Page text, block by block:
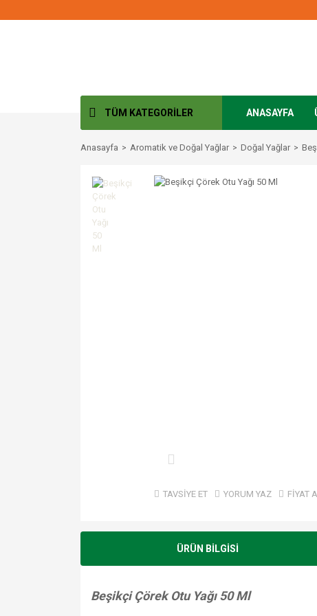
TÜM KATEGORİLER ANASAYFA
Anasayfa Aromatik ve Doğal Yağlar Doğal Yağlar
TAVSİYE ET YORUM YAZ FİYAT
ÜRÜN BİLGİSİ
Beşikçi Çörek Otu Yağı 50 Ml